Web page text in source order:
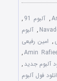
, آلبوم 91
,
, آلبوم
, امين رفيعى
,
آلبوم جدید ,
فول آلبوم